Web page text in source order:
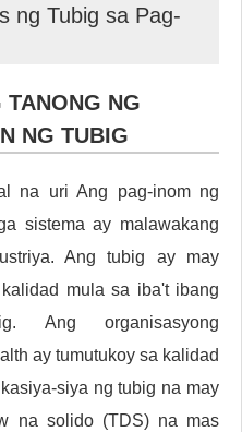
ng Tubig sa Pag-
TANONG NG
NG TUBIG
na uri Ang pag-inom ng
sistema ay malawakang
Ang tubig ay may
mula sa iba't ibang
Ang organisasyong
ay tumutukoy sa kalidad
siya ng tubig na may
na solido (TDS) na mas